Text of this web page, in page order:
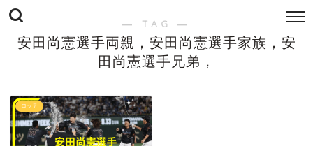
― TAG ―
安田尚憲選手両親，安田尚憲選手家族，安
田尚憲選手兄弟，
ロッテ